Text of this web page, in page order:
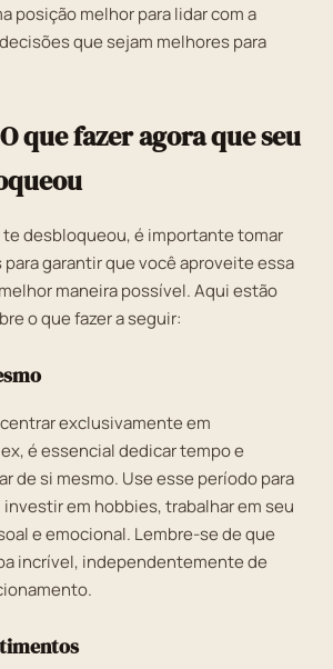
posição melhor para lidar com a
que sejam melhores para
que fazer agora que seu
te desbloqueou, é importante tomar
garantir que você aproveite essa
maneira possível. Aqui estão
o que fazer a seguir:
exclusivamente em
é essencial dedicar tempo e
de si mesmo. Use esse período para
em hobbies, trabalhar em seu
e emocional. Lembre-se de que
incrível, independentemente de